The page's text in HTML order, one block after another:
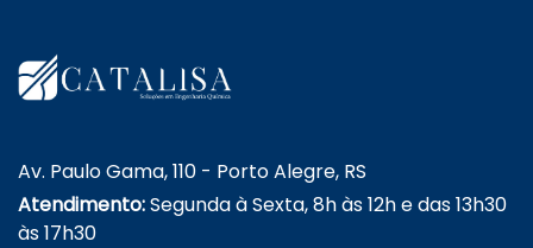
Av. Paulo Gama, 110 - Porto Alegre, RS
Atendimento:Segunda à Sexta, 8h às 12h e das 13h30
às 17h30